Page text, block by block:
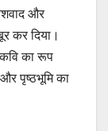
और
कर दिया।
कवि का रूप
पृष्ठभूमि का